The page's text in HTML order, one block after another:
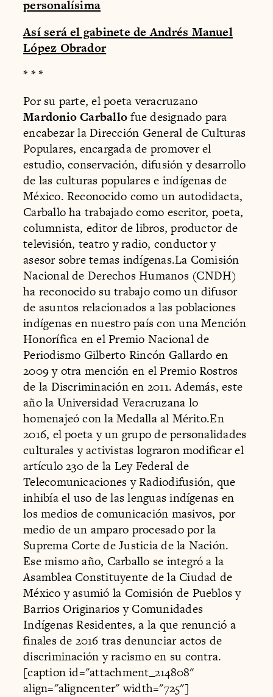
personalísima
Así será el gabinete de Andrés Manuel
López Obrador
* * *
Por su parte, el poeta veracruzano
Mardonio Carballofue designado para
encabezar la Dirección General de Culturas
Populares, encargada de promover el
estudio, conservación, difusión y desarrollo
de las culturas populares e indígenas de
México. Reconocido como un autodidacta,
Carballo ha trabajado como escritor, poeta,
columnista, editor de libros, productor de
televisión, teatro y radio, conductor y
asesor sobre temas indígenas.La Comisión
Nacional de Derechos Humanos (CNDH)
ha reconocido su trabajo como un difusor
de asuntos relacionados a las poblaciones
indígenas en nuestro país con una Mención
Honorífica en el Premio Nacional de
Periodismo Gilberto Rincón Gallardo en
2009 y otra mención en el Premio Rostros
de la Discriminación en 2011. Además, este
año la Universidad Veracruzana lo
homenajeó con la Medalla al Mérito.En
2016, el poeta y un grupo de personalidades
culturales y activistas lograron modificar el
artículo 230 de la Ley Federal de
Telecomunicaciones y Radiodifusión, que
inhibía el uso de las lenguas indígenas en
los medios de comunicación masivos, por
medio de un amparo procesado por la
Suprema Corte de Justicia de la Nación.
Ese mismo año, Carballo se integró a la
Asamblea Constituyente de la Ciudad de
México y asumió la Comisión de Pueblos y
Barrios Originarios y Comunidades
Indígenas Residentes, a la que renunció a
finales de 2016 tras denunciar actos de
discriminación y racismo en su contra.
[caption id="attachment_214808"
align="aligncenter" width="725"]